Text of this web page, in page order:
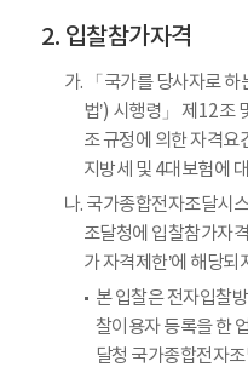
입찰참가자격
가. 「국가를 당사자로 하
법’) 시행령」 제12조
조 규정에 의한 자격요
지방세 및 4대보험에
나. 국가종합전자조달시
조달청에 입찰참가자
가 자격제한’에 해당
본 입찰은 전자입찰
찰이용자 등록을 한
달청 국가종합전자